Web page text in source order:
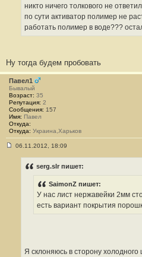
никто ничего толкового не ответил.
по сути активатор полимер не
работать полимер в воде???
Ну тогда будем пробовать
Павел1
Бывалый
Возраст: 35
Репутация: 2
Сообщения: 157
Имя: Павел
Откуда:
Откуда: Украина,Харьков
06.11.2012, 18:09
serg.slr пишет:
SaimonZ пишет:
У нас лист нержавейки 2мм
есть вариант покрытия
Я склоняюсь в сторону